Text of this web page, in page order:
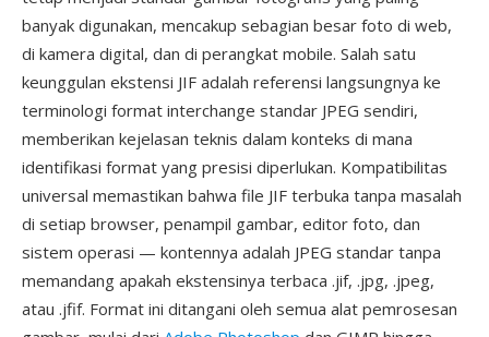
banyak digunakan, mencakup sebagian besar foto di web,
di kamera digital, dan di perangkat mobile. Salah satu
keunggulan ekstensi JIF adalah referensi langsungnya ke
terminologi format interchange standar JPEG sendiri,
memberikan kejelasan teknis dalam konteks di mana
identifikasi format yang presisi diperlukan. Kompatibilitas
universal memastikan bahwa file JIF terbuka tanpa masalah
di setiap browser, penampil gambar, editor foto, dan
sistem operasi — kontennya adalah JPEG standar tanpa
memandang apakah ekstensinya terbaca .jif, .jpg, .jpeg,
atau .jfif. Format ini ditangani oleh semua alat pemrosesan